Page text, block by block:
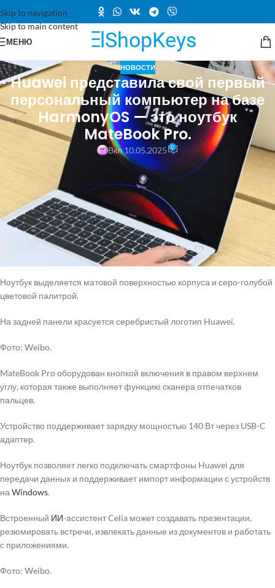
Skip to navigation
Skip to main content
МЕНЮ
НОВОСТИ
Huawei представила свой первый
персональный компьютер на базе
HarmonyOS — это ноутбук
MateBook Pro.
Вкл 10.05.2025 0
Компания Huawei представила свой первый компьютер,
работающий на операционной системе HarmonyOS, — это ноутбук
MateBook Pro.
Фото: Weibo.
На мероприятии, где состоялся анонс, гости смогли познакомиться с
новейшим программным обеспечением.
Ноутбук выделяется матовой поверхностью корпуса и серо-голубой
цветовой палитрой.
На задней панели красуется серебристый логотип Huawei.
Фото: Weibo.
MateBook Pro оборудован кнопкой включения в правом верхнем
углу, которая также выполняет функцию сканера отпечатков
пальцев.
Устройство поддерживает зарядку мощностью 140 Вт через USB-C
адаптер.
Ноутбук позволяет легко подключать смартфоны Huawei для
передачи данных и поддерживает импорт информации с устройств
на Windows.
Встроенный ИИ-ассистент Celia может создавать презентации,
резюмировать встречи, извлекать данные из документов и работать
с приложениями.
Фото: Weibo.